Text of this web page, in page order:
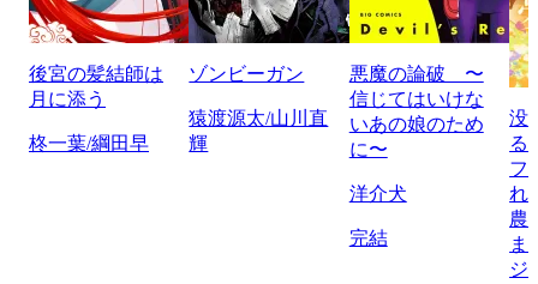
後宮の髪結師は
月に添う
柊一葉/綱田早
ゾンビーガン
猿渡源太/山川直
輝
悪魔の論破 〜
信じてはいけな
いあの娘のため
に〜
洋介犬
完結
没
る
フ
れ
農
ま
ジ